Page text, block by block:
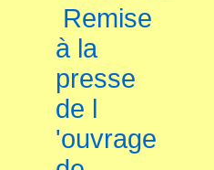
Remise
à la
presse
de l
'ouvrage